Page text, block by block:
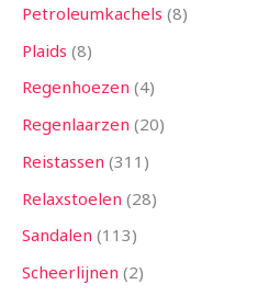
Petroleumkachels 8
Plaids 8
Regenhoezen 4
Regenlaarzen 20
Reistassen 311
Relaxstoelen 28
Sandalen 113
Scheerlijnen 2